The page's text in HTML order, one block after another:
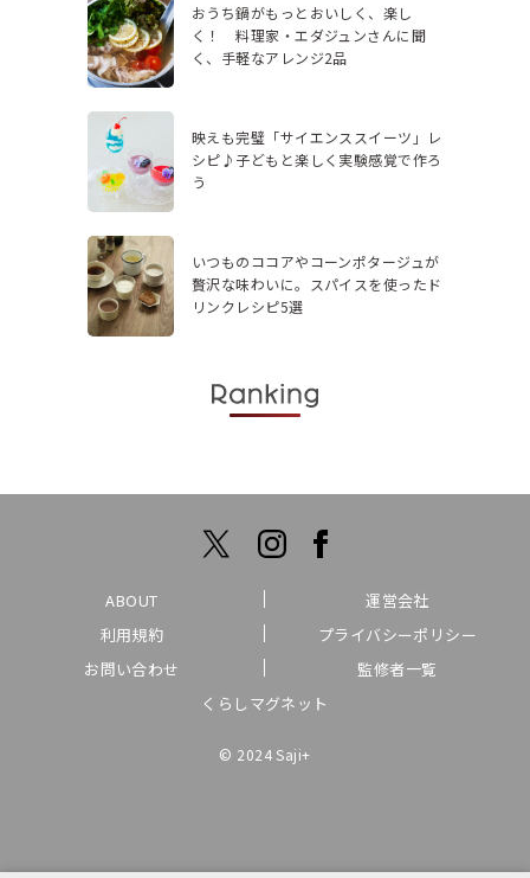
おうち鍋がもっとおいしく、楽し
く！ 料理家・エダジュンさんに聞
く、手軽なアレンジ2品
映えも完璧「サイエンススイーツ」レ
シピ♪子どもと楽しく実験感覚で作ろ
う
いつものココアやコーンポタージュが
贅沢な味わいに。スパイスを使ったド
リンクレシピ5選
ABOUT
運営会社
利用規約
プライバシーポリシー
お問い合わせ
監修者一覧
くらしマグネット
© 2024 Saji+